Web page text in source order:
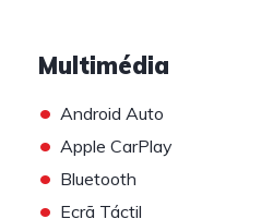
Multimédia
• Android Auto
• Apple CarPlay
• Bluetooth
• Ecrã Táctil